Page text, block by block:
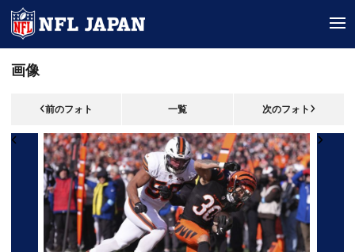
画像
前のフォト 一覧 次のフォト